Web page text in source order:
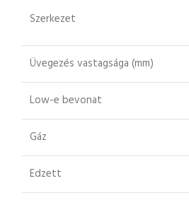
Szerkezet
Üvegezés vastagsága (mm)
Low-e bevonat
Gáz
Edzett